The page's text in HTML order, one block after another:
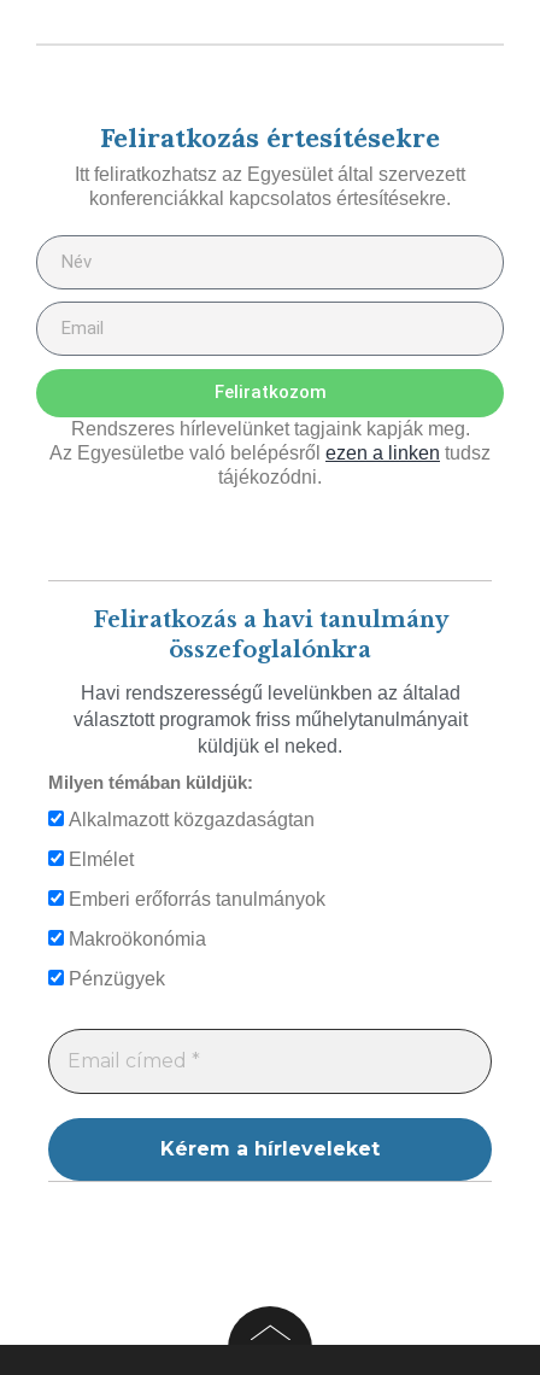
Feliratkozás értesítésekre
Itt feliratkozhatsz az Egyesület által szervezett
konferenciákkal kapcsolatos értesítésekre.
Feliratkozom
Rendszeres hírlevelünket tagjaink kapják meg.
Az Egyesületbe való belépésről ezen a linken tudsz
tájékozódni.
Feliratkozás a havi tanulmány
összefoglalónkra
Havi rendszerességű levelünkben az általad
választott programok friss műhelytanulmányait
küldjük el neked.
Milyen témában küldjük:
Alkalmazott közgazdaságtan
Elmélet
Emberi erőforrás tanulmányok
Makroökonómia
Pénzügyek